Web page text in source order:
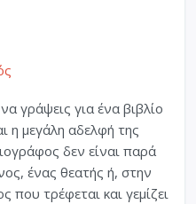
γράψεις για ένα βιβλίο
η μεγάλη αδελφή της
δεν είναι παρά
ένας θεατής ή, στην
που τρέφεται και γεμίζει